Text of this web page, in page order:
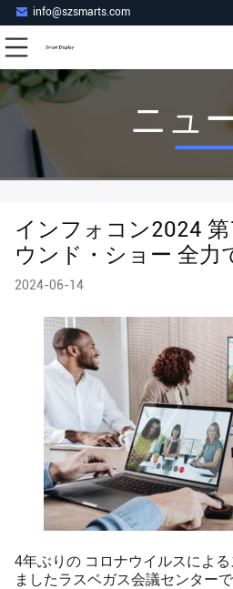
info@szsmarts.com
ニュ
インフォコン2024
ウンド・ショー 全力
2024-06-14
4年ぶりの コロナウイルスによ
ましたラスベガス会議センター